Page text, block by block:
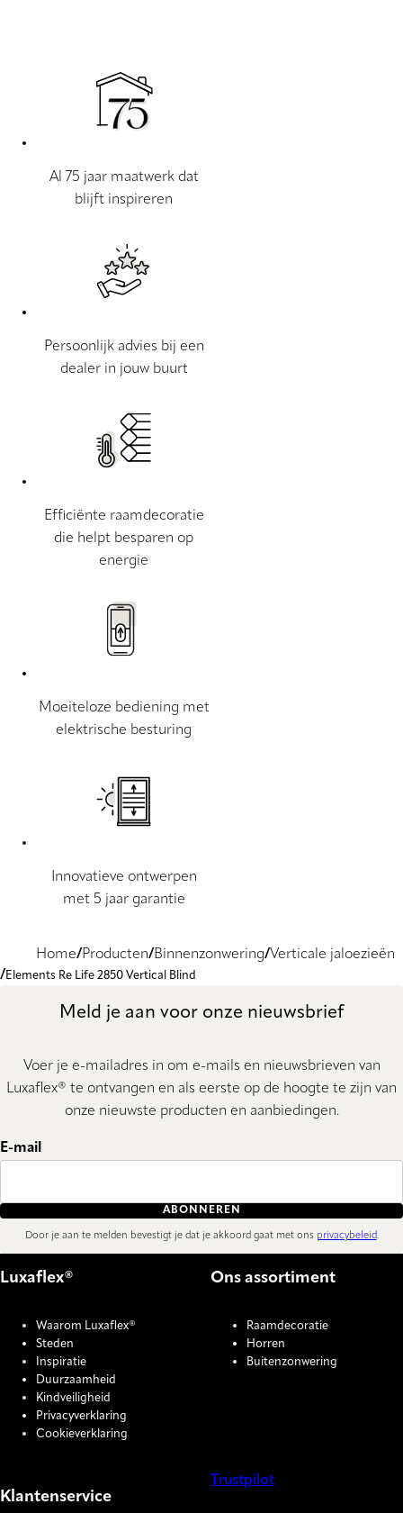
Al 75 jaar maatwerk dat
blijft inspireren
Persoonlijk advies bij een
dealer in jouw buurt
Efficiënte raamdecoratie
die helpt besparen op
energie
Moeiteloze bediening met
elektrische besturing
Innovatieve ontwerpen
met 5 jaar garantie
Home Producten Binnenzonwering Verticale jaloezieën
Elements Re Life 2850 Vertical Blind
Meld je aan voor onze nieuwsbrief
Voer je e-mailadres in om e-mails en nieuwsbrieven van
Luxaflex® te ontvangen en als eerste op de hoogte te zijn van
onze nieuwste producten en aanbiedingen.
E-mail
ABONNEREN
Door je aan te melden bevestigt je dat je akkoord gaat met ons privacybeleid.
Luxaflex®
Waarom Luxaflex®
Steden
Inspiratie
Duurzaamheid
Kindveiligheid
Privacyverklaring
Cookieverklaring
Ons assortiment
Raamdecoratie
Horren
Buitenzonwering
Klantenservice
Trustpilot